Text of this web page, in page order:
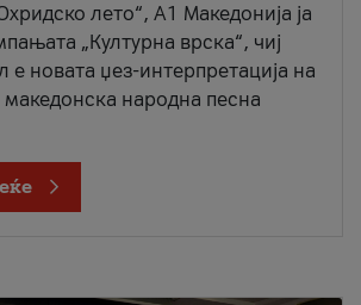
лето“, А1 Македонија ја
„Културна врска“, чиј
е новата џез-интерпретација на
македонска народна песна